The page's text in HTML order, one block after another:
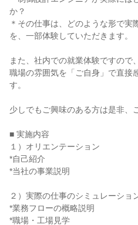
か？
＊その仕事は、どのような形で実
を、一部体験していただきます。
また、社内での就業体験ですので
職場の雰囲気を「ご自身」で直接
す。
少しでもご興味のある方は是非、
■ 実施内容
１）オリエンテーション
*自己紹介
*当社の事業説明
２）実際の仕事のシミュレーショ
*業務フローの概略説明
*職場・工場見学